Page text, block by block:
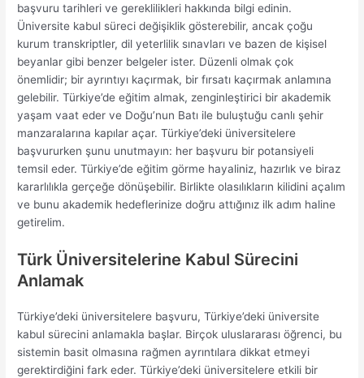
başvuru tarihleri ​​ve gereklilikleri hakkında bilgi edinin.
Üniversite kabul süreci değişiklik gösterebilir, ancak çoğu
kurum transkriptler, dil yeterlilik sınavları ve bazen de kişisel
beyanlar gibi benzer belgeler ister. Düzenli olmak çok
önemlidir; bir ayrıntıyı kaçırmak, bir fırsatı kaçırmak anlamına
gelebilir. Türkiye’de eğitim almak, zenginleştirici bir akademik
yaşam vaat eder ve Doğu’nun Batı ile buluştuğu canlı şehir
manzaralarına kapılar açar. Türkiye’deki üniversitelere
başvururken şunu unutmayın: her başvuru bir potansiyeli
temsil eder. Türkiye’de eğitim görme hayaliniz, hazırlık ve biraz
kararlılıkla gerçeğe dönüşebilir. Birlikte olasılıkların kilidini açalım
ve bunu akademik hedeflerinize doğru attığınız ilk adım haline
getirelim.
Türk Üniversitelerine Kabul Sürecini
Anlamak
Türkiye’deki üniversitelere başvuru, Türkiye’deki üniversite
kabul sürecini anlamakla başlar. Birçok uluslararası öğrenci, bu
sistemin basit olmasına rağmen ayrıntılara dikkat etmeyi
gerektirdiğini fark eder. Türkiye’deki üniversitelere etkili bir